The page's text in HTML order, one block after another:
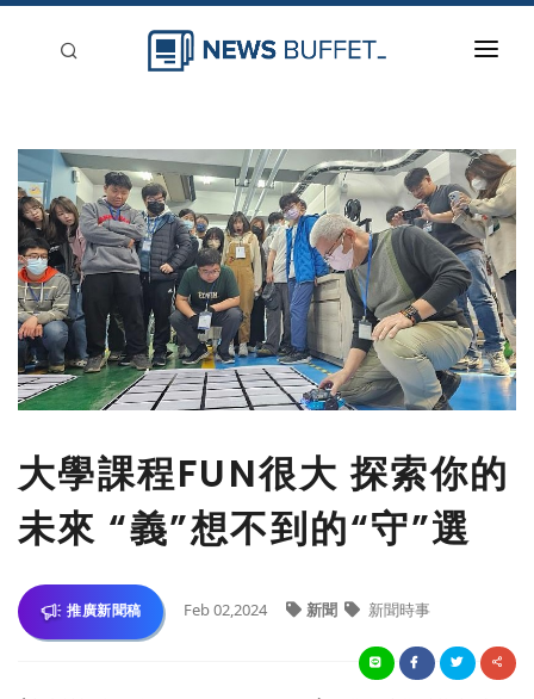
新聞稿分類
登入
刊登
大學課程FUN很大 探索你的
未來 “義”想不到的“守”選
推廣新聞稿 Feb 02,2024 新聞 新聞時事